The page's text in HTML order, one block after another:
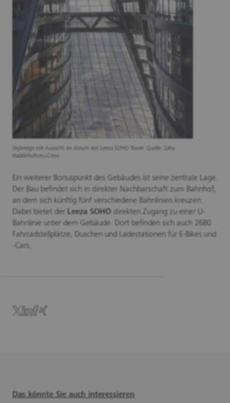
Skybridge mit Aussicht im Atrium des Leeza SOHO Tower. Quelle: Zaha
Hadid/Hufton+Crow
Ein weiterer Bonuspunkt des Gebäudes ist seine zentrale Lage.
Der Bau befindet sich in direkter Nachbarschaft zum Bahnhof,
an dem sich künftig fünf verschiedene Bahnlinien kreuzen.
Dabei bietet der Leeza SOHO direkten Zugang zu einer U-
Bahnlinie unter dem Gebäude. Dort befinden sich auch 2680
Fahrradstellplätze, Duschen und Ladestationen für E-Bikes und
-Cars.
Das könnte Sie auch interessieren